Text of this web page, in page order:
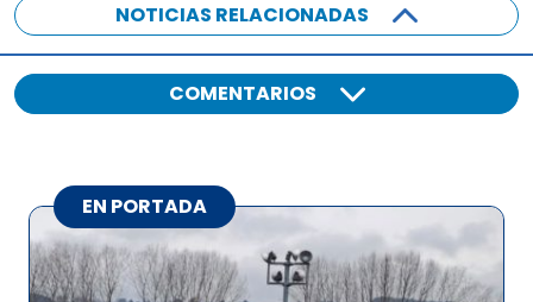
NOTICIAS RELACIONADAS
COMENTARIOS
EN PORTADA